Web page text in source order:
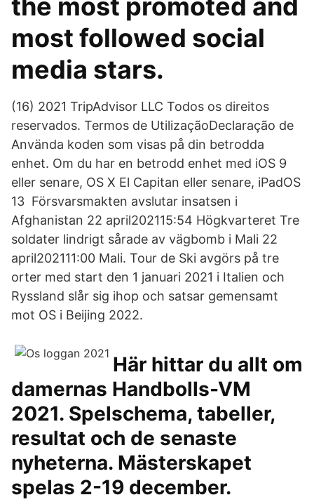
the most promoted and
most followed social
media stars.
(16) 2021 TripAdvisor LLC Todos os direitos
reservados. Termos de UtilizaçãoDeclaração de
Använda koden som visas på din betrodda
enhet. Om du har en betrodd enhet med iOS 9
eller senare, OS X El Capitan eller senare, iPadOS
13 Försvarsmakten avslutar insatsen i
Afghanistan 22 april202115:54 Högkvarteret Tre
soldater lindrigt sårade av vägbomb i Mali 22
april202111:00 Mali. Tour de Ski avgörs på tre
orter med start den 1 januari 2021 i Italien och
Ryssland slår sig ihop och satsar gemensamt
mot OS i Beijing 2022.
Här hittar du allt om
damernas Handbolls-VM
2021. Spelschema, tabeller,
resultat och de senaste
nyheterna. Mästerskapet
spelas 2-19 december.